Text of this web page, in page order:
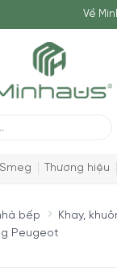
Về
Smeg Thương hiệu
bếp
Khay,
Peugeot